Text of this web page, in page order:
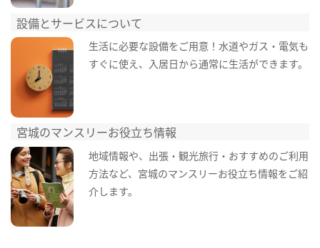
設備とサービスについて
生活に必要な設備をご用意！水道やガス・電気も
すぐに使え、入居日から通常に生活ができます。
宮城のマンスリーお役立ち情報
地域情報や、出張・観光旅行・おすすめのご利用
方法など、宮城のマンスリーお役立ち情報をご紹
介します。